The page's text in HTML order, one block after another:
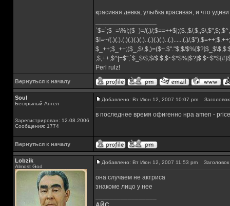
красивая девка, улыбка красивая, и что
`$=`;$_=\%!;($_)=/(.)/;$==++$|;($.,$/
$!=~/(.)(.).(.)(.)(.)(.)..(.)(.)(.)..(.)......(.)/
$_++;$_++;($_,$\,$,)=($~.$"."$;$/
;$,++;$^|=$";`$_$\$,$/
Perl rulz!
Вернуться к началу
Soul
Бескрылый Ангел
Зарегистрирован: 12.08.2006
Сообщения: 1774
Добавлено: Вт Июн 12, 2007 10:07 pm
в последнее время офигенно нра amen -
Вернуться к началу
Lobzik
Almost God
Добавлено: Вт Июн 12, 2007 11:53 pm
она случаем не актриса
знакоме лицо у нее